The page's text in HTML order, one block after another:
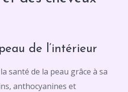
de l’intérieur
santé de la peau grâce à sa
anthocyanines et